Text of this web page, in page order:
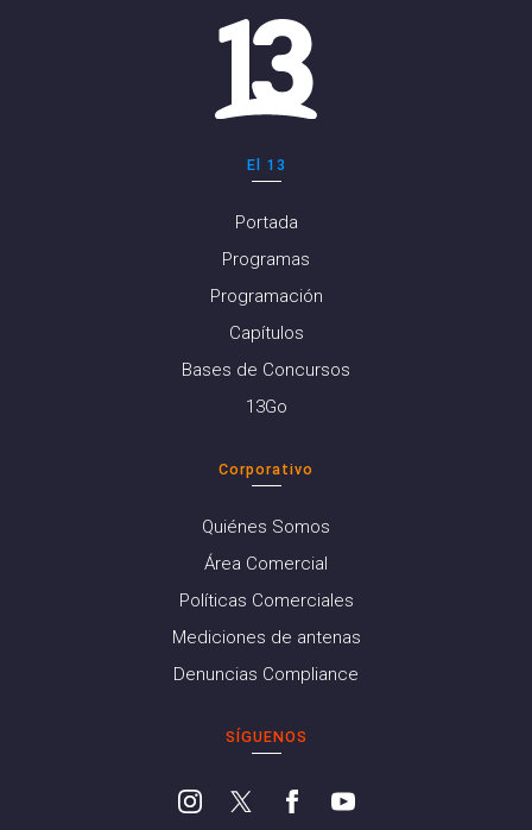
El 13
Portada
Programas
Programación
Capítulos
Bases de Concursos
13Go
Corporativo
Quiénes Somos
Área Comercial
Políticas Comerciales
Mediciones de antenas
Denuncias Compliance
SÍGUENOS